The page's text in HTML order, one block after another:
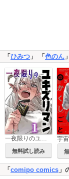
「ひみつ 」 「色のん 」
一夜限りのユキズリマン
無料試し読み
「 comipo comics 」